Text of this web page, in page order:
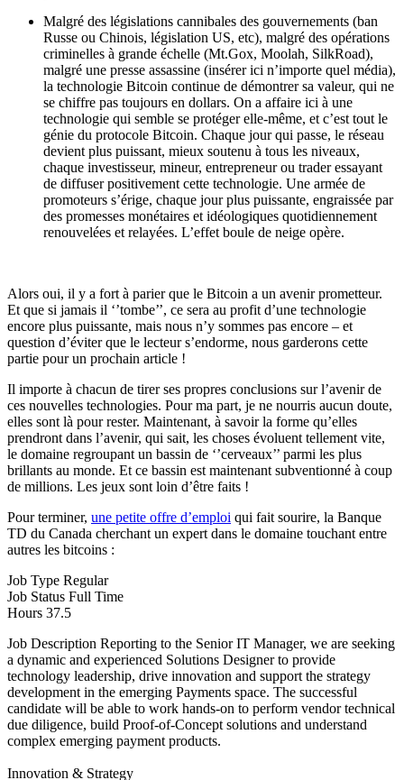
Malgré des législations cannibales des gouvernements (ban
Russe ou Chinois, législation US, etc), malgré des opérations
criminelles à grande échelle (Mt.Gox, Moolah, SilkRoad),
malgré une presse assassine (insérer ici n’importe quel média),
la technologie Bitcoin continue de démontrer sa valeur, qui ne
se chiffre pas toujours en dollars. On a affaire ici à une
technologie qui semble se protéger elle-même, et c’est tout le
génie du protocole Bitcoin. Chaque jour qui passe, le réseau
devient plus puissant, mieux soutenu à tous les niveaux,
chaque investisseur, mineur, entrepreneur ou trader essayant
de diffuser positivement cette technologie. Une armée de
promoteurs s’érige, chaque jour plus puissante, engraissée par
des promesses monétaires et idéologiques quotidiennement
renouvelées et relayées. L’effet boule de neige opère.
Alors oui, il y a fort à parier que le Bitcoin a un avenir prometteur.
Et que si jamais il ‘’tombe’’, ce sera au profit d’une technologie
encore plus puissante, mais nous n’y sommes pas encore – et
question d’éviter que le lecteur s’endorme, nous garderons cette
partie pour un prochain article !
Il importe à chacun de tirer ses propres conclusions sur l’avenir de
ces nouvelles technologies. Pour ma part, je ne nourris aucun doute,
elles sont là pour rester. Maintenant, à savoir la forme qu’elles
prendront dans l’avenir, qui sait, les choses évoluent tellement vite,
le domaine regroupant un bassin de ‘’cerveaux’’ parmi les plus
brillants au monde. Et ce bassin est maintenant subventionné à coup
de millions. Les jeux sont loin d’être faits !
Pour terminer, une petite offre d’emploi qui fait sourire, la Banque
TD du Canada cherchant un expert dans le domaine touchant entre
autres les bitcoins :
Job Type Regular
Job Status Full Time
Hours 37.5
Job Description Reporting to the Senior IT Manager, we are seeking
a dynamic and experienced Solutions Designer to provide
technology leadership, drive innovation and support the strategy
development in the emerging Payments space. The successful
candidate will be able to work hands-on to perform vendor technical
due diligence, build Proof-of-Concept solutions and understand
complex emerging payment products.
Innovation & Strategy